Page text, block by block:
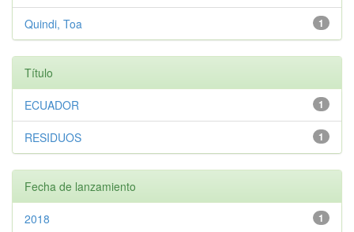
1
Quindi, Toa
Título
1
ECUADOR
1
RESIDUOS
Fecha de lanzamiento
1
2018